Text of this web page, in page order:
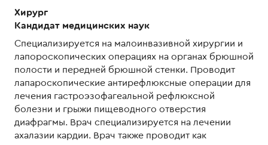
Хирург
Кандидат медицинских наук
Специализируется на малоинвазивной хирургии и
лапороскопических операциях на органах брюшной
полости и передней брюшной стенки. Проводит
лапароскопические антирефлюксные операции для
лечения гастроэзофагеальной рефлюксной
болезни и грыжи пищеводного отверстия
диафрагмы. Врач специализируется на лечении
ахалазии кардии. Врач также проводит как